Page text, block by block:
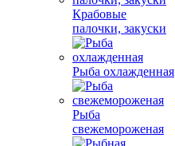
Крабовые
палочки, закуски
Рыба охлажденная
Рыба
свежемороженая